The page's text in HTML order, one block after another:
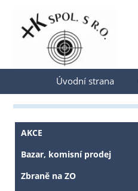
Přihlásit se
Úvodní strana
AKCE
Bazar, komisní prodej
Zbraně na ZO